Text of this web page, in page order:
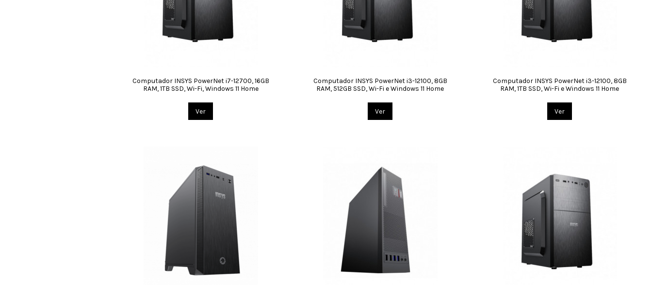
Computador INSYS PowerNet i7-12700, 16GB
RAM, 1TB SSD, Wi-Fi, Windows 11 Home
Ver
Computador INSYS PowerNet i3-12100, 8GB
RAM, 512GB SSD, Wi-Fi e Windows 11 Home
Ver
Computador INSYS PowerNet i3-12100, 8GB
RAM, 1TB SSD, Wi-Fi e Windows 11 Home
Ver